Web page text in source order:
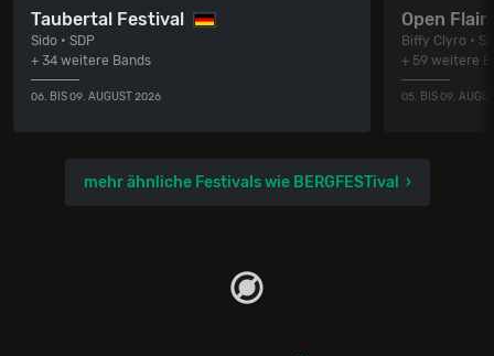
Taubertal Festival
Sido • SDP
+ 34 weitere Bands
06. BIS 09. AUGUST 2026
Open
Biffy Clyro •
+ 59 weitere
05. BIS 09.
mehr ähnliche Festivals wie BERGFESTival